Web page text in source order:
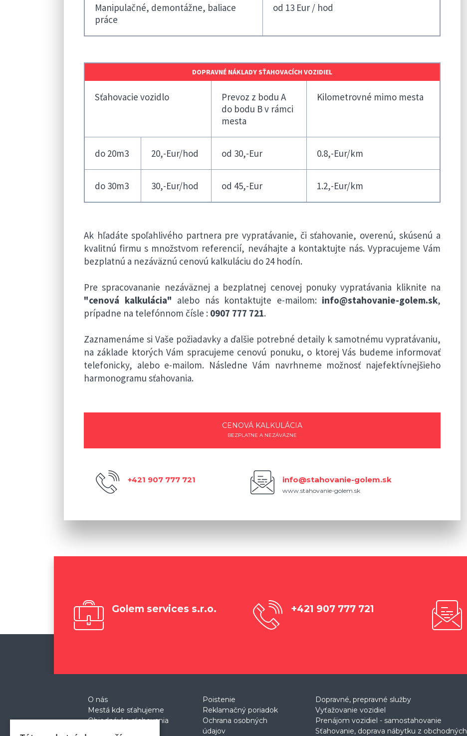
Manipulačné, demontážne, baliace
práce
od 13 Eur / hod
DOPRAVNÉ NÁKLADY SŤAHOVACÍCH VOZIDIEL
Sťahovacie vozidlo
Prevoz z bodu A
do bodu B v rámci
mesta
Kilometrovné mimo mesta
do 20m3 20,-Eur/hod od 30,-Eur 0.8,-Eur/km
do 30m3 30,-Eur/hod od 45,-Eur 1.2,-Eur/km
Ak hľadáte spoľahlivého partnera pre vypratávanie, či sťahovanie, overenú, skúsenú a
kvalitnú firmu s množstvom referencií, neváhajte a kontaktujte nás. Vypracujeme Vám
bezplatnú a nezáväznú cenovú kalkuláciu do 24 hodín.
Pre spracovananie nezáväznej a bezplatnej cenovej ponuky vypratávania kliknite na
"cenová kalkulácia" alebo nás kontaktujte e-mailom: info@stahovanie-golem.sk,
prípadne na telefónnom čísle : 0907 777 721.
Zaznamenáme si Vaše požiadavky a ďalšie potrebné detaily k samotnému vypratávaniu,
na základe ktorých Vám spracujeme cenovú ponuku, o ktorej Vás budeme informovať
telefonicky, alebo e-mailom. Následne Vám navrhneme možnosť najefektívnejšieho
harmonogramu sťahovania.
CENOVÁ KALKULÁCIA
BEZPLATNE A NEZÁVÄZNE
+421 907 777 721 info@stahovanie-golem.sk
www.stahovanie-golem.sk
Golem services s.r.o. +421 907 777 721
O nás
Mestá kde sťahujeme
Objednávka sťahovania
Poistenie
Reklamačný poriadok
Ochrana osobných
údajov
Dopravné, prepravné služby
Vyťažovanie vozidiel
Prenájom vozidiel - samostahovanie
Sťahovanie, doprava nábytku z obchodných